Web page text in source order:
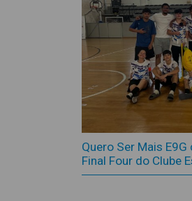
Quero Ser Mais
Final Four do Clube